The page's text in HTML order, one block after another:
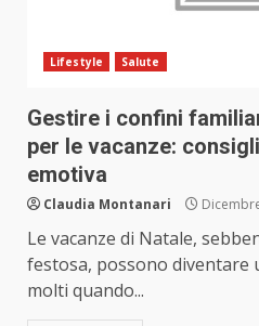
Lifestyle Salute
Gestire i confini
per le vacanze:
emotiva
Claudia Montanari
Le vacanze di Natale,
festosa, possono
molti quando...